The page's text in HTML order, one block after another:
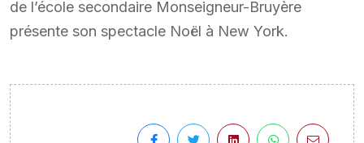
de l’école secondaire Monseigneur-Bruyère
présente son spectacle Noël à New York.